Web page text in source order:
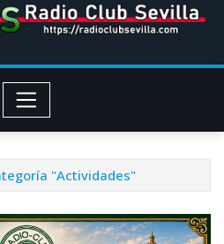
"Actividades"